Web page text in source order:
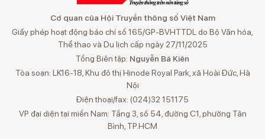
Cơ quan của Hội Truyền thông số Việt Nam
Giấy phép hoạt động báo chí số 165/GP-BVHTTDL do Bộ Văn hóa,
Thể thao và Du lịch cấp ngày 27/11/2025
Tổng Biên tập: Nguyễn Bá Kiên
Tòa soạn: LK16-18, Khu đô thị Hinode Royal Park, xã Hoài Đức, Hà
Nội
Điện thoại/fax: (024)32 151175
VP đại diện tại miền Nam: Tầng 3, số 54, đường C1, phường Tân
Bình, TP.HCM